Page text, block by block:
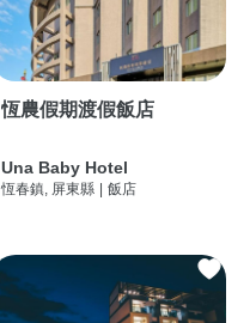
恆農假期渡假飯店
Una Baby Hotel
恆春鎮, 屏東縣 飯店